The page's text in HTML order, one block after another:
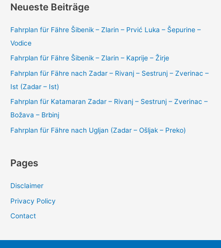
Neueste Beiträge
Fahrplan für Fähre Šibenik – Zlarin – Prvić Luka – Šepurine –
Vodice
Fahrplan für Fähre Šibenik – Zlarin – Kaprije – Žirje
Fahrplan für Fähre nach Zadar – Rivanj – Sestrunj – Zverinac –
Ist (Zadar – Ist)
Fahrplan für Katamaran Zadar – Rivanj – Sestrunj – Zverinac –
Božava – Brbinj
Fahrplan für Fähre nach Ugljan (Zadar – Ošljak – Preko)
Pages
Disclaimer
Privacy Policy
Contact